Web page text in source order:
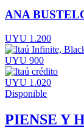
ANA
UYU 1.200
UYU 900
UYU 1.020
Disponible
PIENSE Y